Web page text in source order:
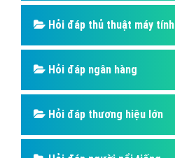
Hỏi đáp thủ thuật máy tính
Hỏi đáp ngân hàng
Hỏi đáp thương hiệu lớn